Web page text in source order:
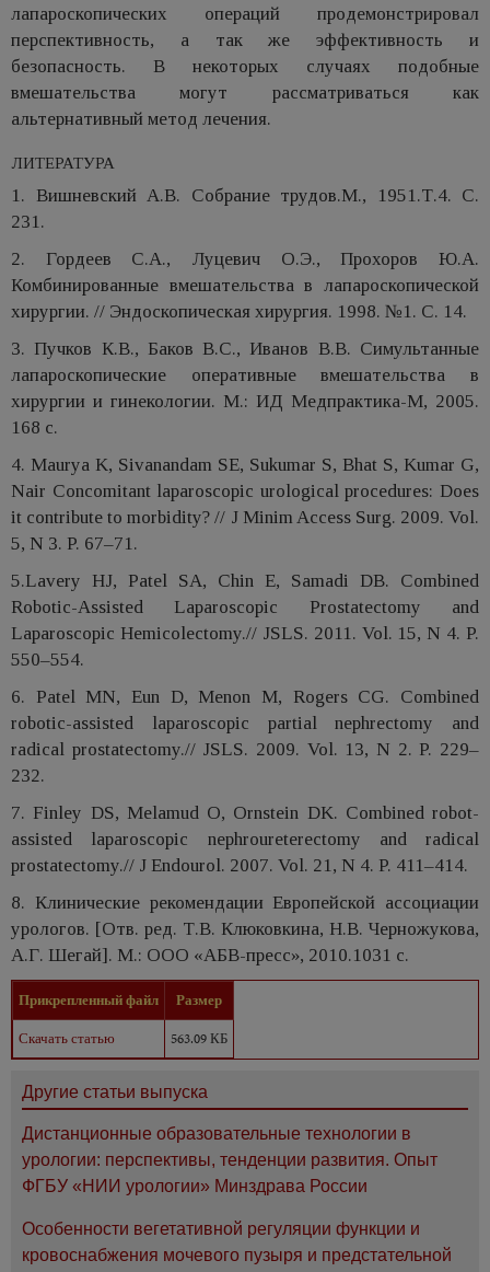
лапароскопических операций продемонстрировал
перспективность, а так же эффективность и
безопасность. В некоторых случаях подобные
вмешательства могут рассматриваться как
альтернативный метод лечения.
ЛИТЕРАТУРА
1. Вишневский А.В. Собрание трудов.М., 1951.Т.4. С.
231.
2. Гордеев С.А., Луцевич О.Э., Прохоров Ю.А.
Комбинированные вмешательства в лапароскопической
хирургии. // Эндоскопическая хирургия. 1998. №1. С. 14.
3. Пучков К.В., Баков В.С., Иванов В.В. Симультанные
лапароскопические оперативные вмешательства в
хирургии и гинекологии. М.: ИД Медпрактика-М, 2005.
168 с.
4. Maurya K, Sivanandam SE, Sukumar S, Bhat S, Kumar G,
Nair Concomitant laparoscopic urological procedures: Does
it contribute to morbidity? // J Minim Access Surg. 2009. Vol.
5, N 3. P. 67–71.
5.Lavery HJ, Patel SA, Chin E, Samadi DB. Combined
Robotic-Assisted Laparoscopic Prostatectomy and
Laparoscopic Hemicolectomy.// JSLS. 2011. Vol. 15, N 4. P.
550–554.
6. Patel MN, Eun D, Menon M, Rogers CG. Combined
robotic-assisted laparoscopic partial nephrectomy and
radical prostatectomy.// JSLS. 2009. Vol. 13, N 2. P. 229–
232.
7. Finley DS, Melamud O, Ornstein DK. Combined robot-
assisted laparoscopic nephroureterectomy and radical
prostatectomy.// J Endourol. 2007. Vol. 21, N 4. P. 411–414.
8. Клинические рекомендации Европейской ассоциации
урологов. [Отв. ред. Т.В. Клюковкина, Н.В. Черножукова,
А.Г. Шегай]. М.: ООО «АБВ-пресс», 2010.1031 с.
Прикрепленный файл
Размер
Скачать статью
563.09 КБ
Другие статьи выпуска
Дистанционные образовательные технологии в
урологии: перспективы, тенденции развития. Опыт
ФГБУ «НИИ урологии» Минздрава России
Особенности вегетативной регуляции функции и
кровоснабжения мочевого пузыря и предстательной